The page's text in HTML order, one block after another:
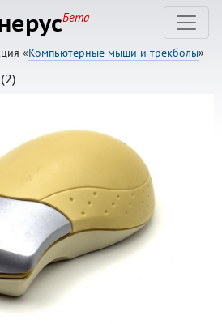
Бета
«Компьютерные мыши и трекболы»